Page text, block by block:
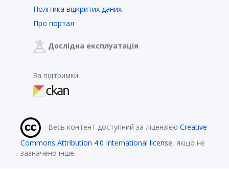
Політика відкритих даних
Про портал
Дослідна експлуатація
За підтримки
Весь контент доступний за ліцензією Creative
Commons Attribution 4.0 International license, якщо не
зазначено інше